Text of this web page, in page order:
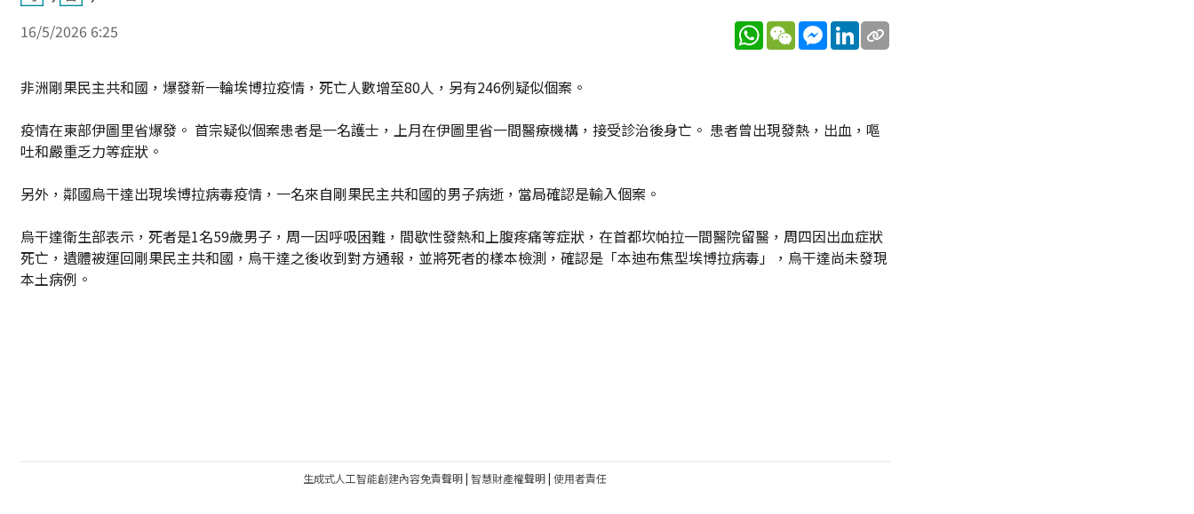
16/5/2026 6:25 WhatsApp
WeChatMessenger
LinkedIn
非洲剛果民主共和國，爆發新一輪埃博拉疫情，死亡人數增至80人，另有246例疑似個案。
疫情在東部伊圖里省爆發。 首宗疑似個案患者是一名護士，上月在伊圖里省一間醫療機構，接受診治後身亡。 患者曾出現發熱，出血，嘔
吐和嚴重乏力等症狀。
另外，鄰國烏干達出現埃博拉病毒疫情，一名來自剛果民主共和國的男子病逝，當局確認是輸入個案。
烏干達衛生部表示，死者是1名59歲男子，周一因呼吸困難，間歇性發熱和上腹疼痛等症狀，在首都坎帕拉一間醫院留醫，周四因出血症狀
死亡，遺體被運回剛果民主共和國，烏干達之後收到對方通報，並將死者的樣本檢測，確認是「本迪布焦型埃博拉病毒」，烏干達尚未發現
本土病例。
生成式人工智能創建內容免責聲明| 智慧財產權聲明| 使用者責任